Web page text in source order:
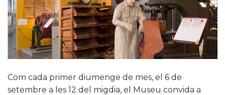
Com cada primer diumenge de mes, el 6 de
setembre a les 12 del migdia, el Museu convida a